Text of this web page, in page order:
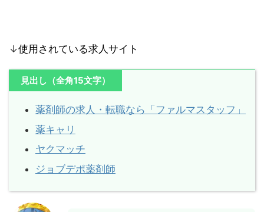
↓使用されている求人サイト
見出し（全角15文字）
薬剤師の求人・転職なら「ファルマスタッフ」
薬キャリ
ヤクマッチ
ジョブデポ薬剤師